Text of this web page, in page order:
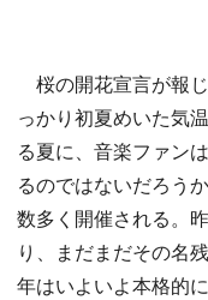
桜の開花宣言が報
っかり初夏めいた気
る夏に、音楽ファン
るのではないだろう
数多く開催される。
り、まだまだその名
年はいよいよ本格的